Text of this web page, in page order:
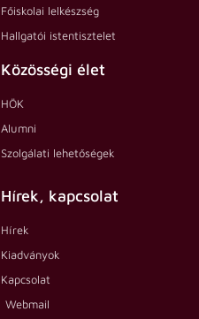
Főiskolai lelkészség
Hallgatói istentisztelet
Közösségi élet
HÖK
Alumni
Szolgálati lehetőségek
Hírek, kapcsolat
Hírek
Kiadványok
Kapcsolat
Webmail